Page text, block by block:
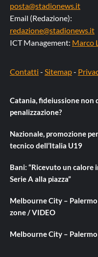
posta@stadionews.it
Email (Redazione):
redazione@stadionews.it
ICT Management: Marco
Contatti - Sitemap-
Catania, fideiussione non
penalizzazione?
Nazionale, promozione
tecnico dell’Italia U19
Bani: “Ricevuto un calore
Serie A alla piazza”
Melbourne City –
zone / VIDEO
Melbourne City –